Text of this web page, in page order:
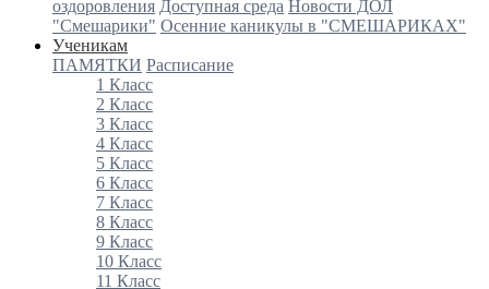
оздоровления Доступная среда Новости ДОЛ
"Смешарики" Осенние каникулы в "СМЕШАРИКАХ"
Ученикам
ПАМЯТКИ Расписание
1 Класс
2 Класс
3 Класс
4 Класс
5 Класс
6 Класс
7 Класс
8 Класс
9 Класс
10 Класс
11 Класс